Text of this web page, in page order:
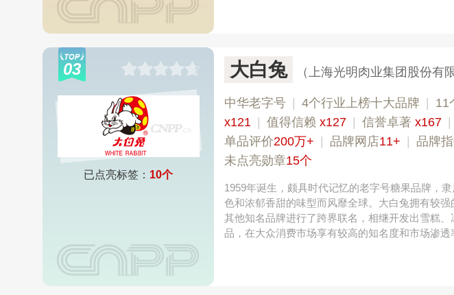
03
已点亮标签： 10个
大白兔 （上海光明肉业集团股份有
中华老字号 4个行业上榜十大品牌 11
x121
值得信赖 x127 信誉卓著 x167
单品评价200万+ 品牌网店11+ 品牌
未点亮勋章15个
1959年诞生，颇具时代记忆的老字号糖果品牌，
色和浓郁香甜的味型而风靡全球。大白兔拥有较
其他知名品牌进行了跨界联名，相继开发出雪糕
品，在大众消费市场享有较高的知名度和市场渗透